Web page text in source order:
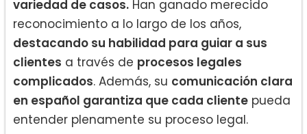
variedad de casos. Han ganado merecido
reconocimiento a lo largo de los años,
destacando su habilidad para guiar a sus
clientes a través de procesos legales
complicados. Además, su comunicación clara
en español garantiza que cada cliente pueda
entender plenamente su proceso legal.